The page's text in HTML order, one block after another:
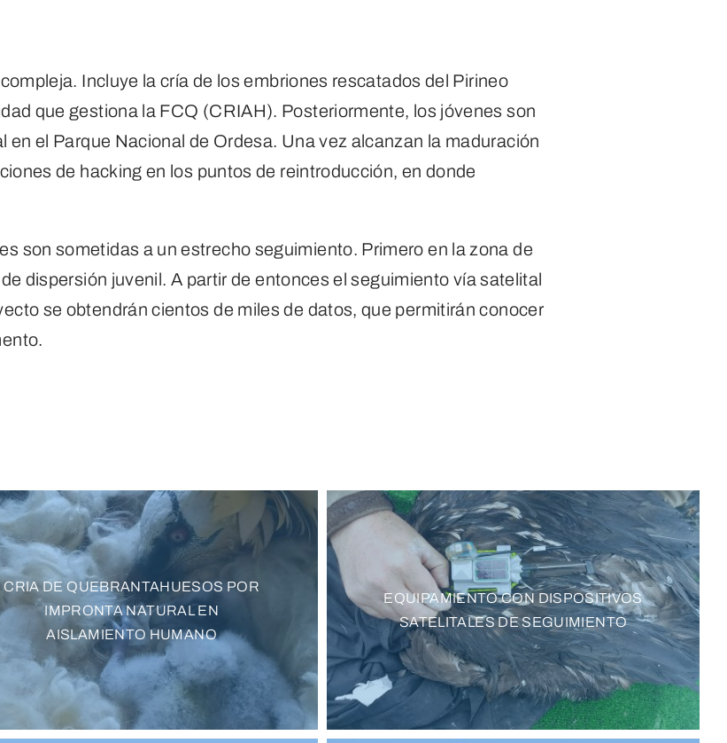
Incluye la cría de los embriones rescatados del Pirineo
que gestiona la FCQ (CRIAH). Posteriormente, los jóvenes son
en el Parque Nacional de Ordesa. Una vez alcanzan la maduración
de hacking en los puntos de reintroducción, en donde
son sometidas a un estrecho seguimiento. Primero en la zona de
dispersión juvenil. A partir de entonces el seguimiento vía satelital
se obtendrán cientos de miles de datos, que permitirán conocer
CRIA DE QUEBRANTAHUESOS POR
IMPRONTA NATURAL EN
AISLAMIENTO HUMANO
EQUIPAMIENTO CON DISPOSITIVOS
SATELITALES DE SEGUIMIENTO